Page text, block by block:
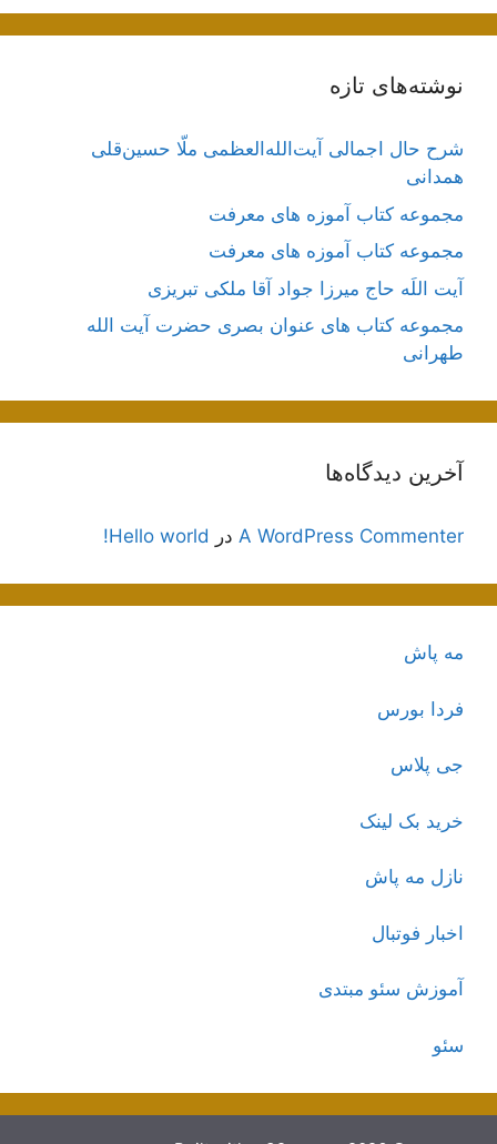
نوشته‌های تازه
شرح حال اجمالی آیت‌الله‌العظمی ملّا حسین‌قلی
همدانی
مجموعه کتاب آموزه های معرفت
مجموعه کتاب آموزه های معرفت
آیت اللَه حاج میرزا جواد آقا ملکی تبریزی
مجموعه کتاب های عنوان بصری حضرت آیت الله
طهرانی
آخرین دیدگاه‌ها
A WordPress Commenter در Hello world!
مه پاش
فردا بورس
جی پلاس
خرید بک لینک
نازل مه پاش
اخبار فوتبال
آموزش سئو مبتدی
سئو